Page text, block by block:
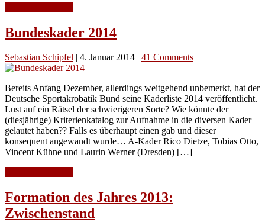
Bundeskader 2014
Sebastian Schipfel | 4. Januar 2014 | 41 Comments
Bereits Anfang Dezember, allerdings weitgehend unbemerkt, hat der
Deutsche Sportakrobatik Bund seine Kaderliste 2014 veröffentlicht.
Lust auf ein Rätsel der schwierigeren Sorte? Wie könnte der
(diesjährige) Kriterienkatalog zur Aufnahme in die diversen Kader
gelautet haben?? Falls es überhaupt einen gab und dieser
konsequent angewandt wurde… A-Kader Rico Dietze, Tobias Otto,
Vincent Kühne und Laurin Werner (Dresden) […]
Formation des Jahres 2013:
Zwischenstand